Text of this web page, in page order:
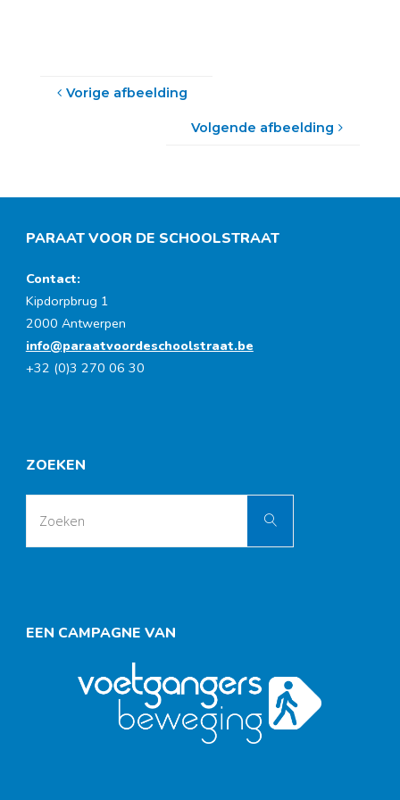
Vorige afbeelding
Volgende afbeelding
PARAAT VOOR DE SCHOOLSTRAAT
Contact:
Kipdorpbrug 1
2000 Antwerpen
info@paraatvoordeschoolstraat.be
+32 (0)3 270 06 30
ZOEKEN
Zoeken
EEN CAMPAGNE VAN